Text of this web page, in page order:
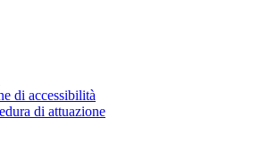
di accessibilità
di attuazione